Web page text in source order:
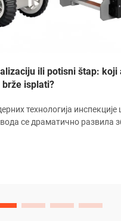
ili potisni štap: koji
isplati?
технологија инспекције
се драматично развила
штапова и